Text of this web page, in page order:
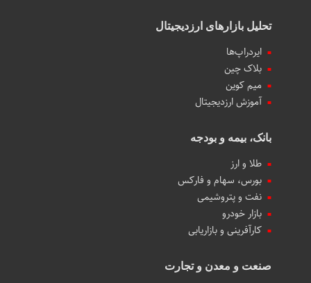
تحلیل بازارهای ارزدیجیتال
ایردراپ‌ها
بلاک چین
میم کوین‌
آموزش ارزدیجیتال
بانک، بیمه و بودجه
طلا و ارز
بورس، سهام و فارکس
نفت و پتروشیمی
بازار خودرو
کارآفرینی و بازاریابی
صنعت و معدن و تجارت